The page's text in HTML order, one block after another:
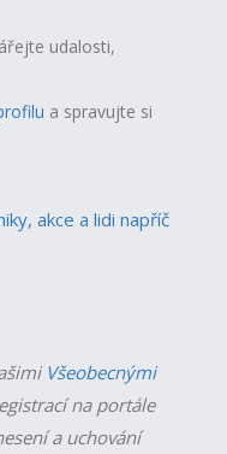
udalosti,
a spravujte si
akce a lidi napříč
Všeobecnými
na portále
a uchování